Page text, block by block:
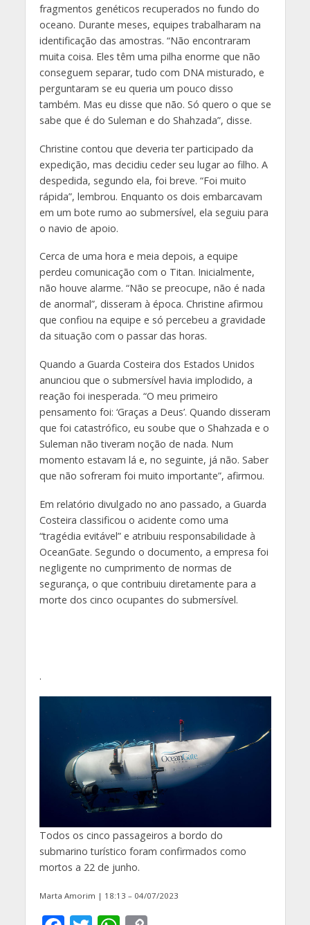
fragmentos genéticos recuperados no fundo do
oceano. Durante meses, equipes trabalharam na
identificação das amostras. “Não encontraram
muita coisa. Eles têm uma pilha enorme que não
conseguem separar, tudo com DNA misturado, e
perguntaram se eu queria um pouco disso
também. Mas eu disse que não. Só quero o que se
sabe que é do Suleman e do Shahzada”, disse.
Christine contou que deveria ter participado da
expedição, mas decidiu ceder seu lugar ao filho. A
despedida, segundo ela, foi breve. “Foi muito
rápida”, lembrou. Enquanto os dois embarcavam
em um bote rumo ao submersível, ela seguiu para
o navio de apoio.
Cerca de uma hora e meia depois, a equipe
perdeu comunicação com o Titan. Inicialmente,
não houve alarme. “Não se preocupe, não é nada
de anormal”, disseram à época. Christine afirmou
que confiou na equipe e só percebeu a gravidade
da situação com o passar das horas.
Quando a Guarda Costeira dos Estados Unidos
anunciou que o submersível havia implodido, a
reação foi inesperada. “O meu primeiro
pensamento foi: ‘Graças a Deus’. Quando disseram
que foi catastrófico, eu soube que o Shahzada e o
Suleman não tiveram noção de nada. Num
momento estavam lá e, no seguinte, já não. Saber
que não sofreram foi muito importante”, afirmou.
Em relatório divulgado no ano passado, a Guarda
Costeira classificou o acidente como uma
“tragédia evitável” e atribuiu responsabilidade à
OceanGate. Segundo o documento, a empresa foi
negligente no cumprimento de normas de
segurança, o que contribuiu diretamente para a
morte dos cinco ocupantes do submersível.
.
Todos os cinco passageiros a bordo do
submarino turístico foram confirmados como
mortos a 22 de junho.
Marta Amorim | 18:13 – 04/07/2023